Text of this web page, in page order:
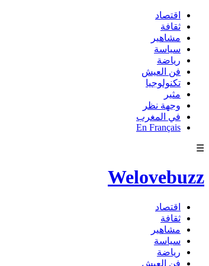
اقتصاد
ثقافة
مشاهير
سياسة
رياضة
فن العيش
تكنولوجيا
مثير
وجهة نظر
في المغرب
En Français
☰
Welovebuzz
اقتصاد
ثقافة
مشاهير
سياسة
رياضة
فن العيش